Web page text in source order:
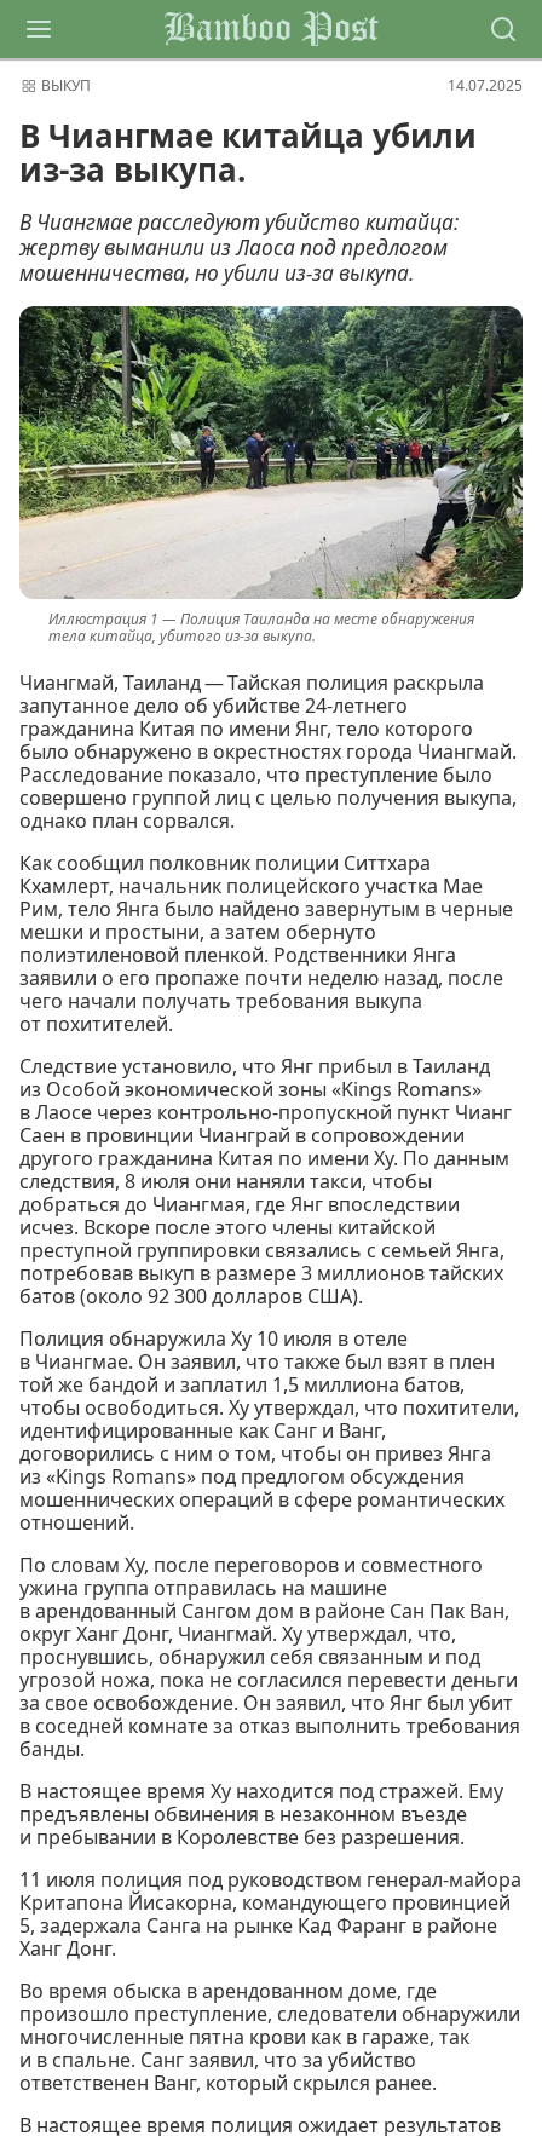
Bamboo Post
ВЫКУП 14.07.2025
В Чиангмае китайца убили
из-за выкупа.
В Чиангмае расследуют убийство китайца:
жертву выманили из Лаоса под предлогом
мошенничества, но убили из-за выкупа.
Полиция Таиланда на месте обнаружения
тела китайца, убитого из-за выкупа.
Чиангмай, Таиланд — Тайская полиция раскрыла
запутанное дело об убийстве 24-летнего
гражданина Китая по имени Янг, тело которого
было обнаружено в окрестностях города Чиангмай.
Расследование показало, что преступление было
совершено группой лиц с целью получения выкупа,
однако план сорвался.
Как сообщил полковник полиции Ситтхара
Кхамлерт, начальник полицейского участка Мае
Рим, тело Янга было найдено завернутым в черные
мешки и простыни, а затем обернуто
полиэтиленовой пленкой. Родственники Янга
заявили о его пропаже почти неделю назад, после
чего начали получать требования выкупа
от похитителей.
Следствие установило, что Янг прибыл в Таиланд
из Особой экономической зоны «Kings Romans»
в Лаосе через контрольно-пропускной пункт Чианг
Саен в провинции Чианграй в сопровождении
другого гражданина Китая по имени Ху. По данным
следствия, 8 июля они наняли такси, чтобы
добраться до Чиангмая, где Янг впоследствии
исчез. Вскоре после этого члены китайской
преступной группировки связались с семьей Янга,
потребовав выкуп в размере 3 миллионов тайских
батов (около 92 300 долларов США).
Полиция обнаружила Ху 10 июля в отеле
в Чиангмае. Он заявил, что также был взят в плен
той же бандой и заплатил 1,5 миллиона батов,
чтобы освободиться. Ху утверждал, что похитители,
идентифицированные как Санг и Ванг,
договорились с ним о том, чтобы он привез Янга
из «Kings Romans» под предлогом обсуждения
мошеннических операций в сфере романтических
отношений.
По словам Ху, после переговоров и совместного
ужина группа отправилась на машине
в арендованный Сангом дом в районе Сан Пак Ван,
округ Ханг Донг, Чиангмай. Ху утверждал, что,
проснувшись, обнаружил себя связанным и под
угрозой ножа, пока не согласился перевести деньги
за свое освобождение. Он заявил, что Янг был убит
в соседней комнате за отказ выполнить требования
банды.
В настоящее время Ху находится под стражей. Ему
предъявлены обвинения в незаконном въезде
и пребывании в Королевстве без разрешения.
11 июля полиция под руководством генерал-майора
Критапона Йисакорна, командующего провинцией
5, задержала Санга на рынке Кад Фаранг в районе
Ханг Донг.
Во время обыска в арендованном доме, где
произошло преступление, следователи обнаружили
многочисленные пятна крови как в гараже, так
и в спальне. Санг заявил, что за убийство
ответственен Ванг, который скрылся ранее.
В настоящее время полиция ожидает результатов